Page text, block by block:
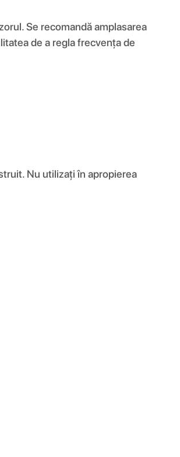
Se recomandă amplasarea
de a regla frecvența de
Nu utilizați în apropierea